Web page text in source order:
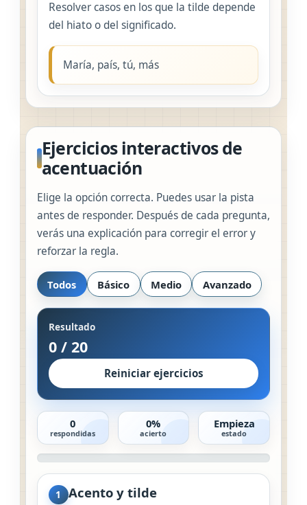
Resolver casos en los que la tilde depende
del hiato o del significado.
María, país, tú, más
Ejercicios interactivos de
acentuación
Elige la opción correcta. Puedes usar la pista
antes de responder. Después de cada pregunta,
verás una explicación para corregir el error y
reforzar la regla.
Todos Básico Medio Avanzado
Resultado
0 / 20
Reiniciar ejercicios
0
respondidas
0%
acierto
Empieza
estado
1 Acento y tilde